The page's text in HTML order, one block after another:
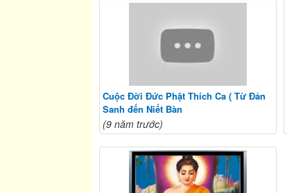
Cuộc Đời Đức Phật Thích Ca ( Từ Đản
Sanh đến Niết Bàn
(9 năm trước)